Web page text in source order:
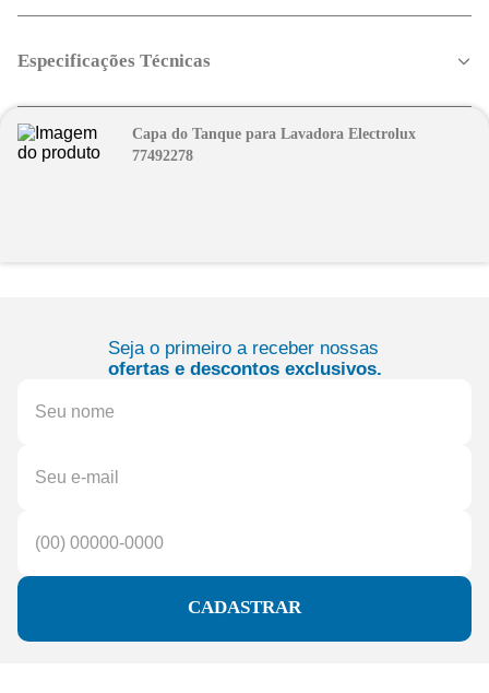
Especificações Técnicas
Capa do Tanque para Lavadora Electrolux
77492278
Seja o primeiro a receber nossas
ofertas e descontos exclusivos.
CADASTRAR